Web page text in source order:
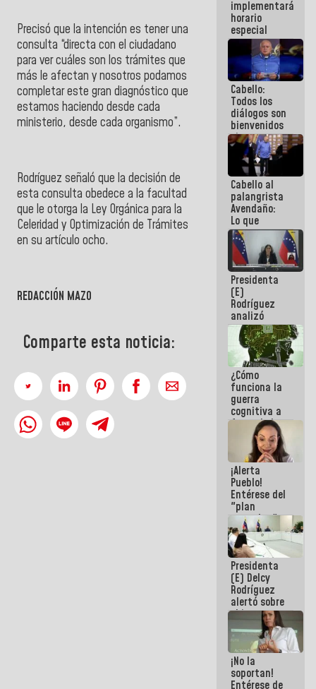
Precisó que la intención es tener una
consulta “directa con el ciudadano
para ver cuáles son los trámites que
más le afectan y nosotros podamos
completar este gran diagnóstico que
estamos haciendo desde cada
ministerio, desde cada organismo”.
Rodríguez señaló que la decisión de
esta consulta obedece a la facultad
que le otorga la Ley Orgánica para la
Celeridad y Optimización de Trámites
en su artículo ocho.
REDACCIÓN MAZO
Comparte esta noticia:
embarrarla
implementará
horario
especial
para
adaptarse
al plan de
ahorro
energético
Cabello:
Todos los
diálogos son
bienvenidos
siempre que
estén en el
marco de la
Constitución
de la
República
Cabello al
palangrista
Avendaño:
Lo que
vayas a
escribir
hazlo hoy
por que no
sabemos si
la semana
que viene
hay
programa
Presidenta
(E)
Rodríguez
analizó
junto a
gobernadores
planes de
recuperación
del Sistema
Eléctrico
Nacional
¿Cómo
funciona la
guerra
cognitiva a
favor de la
narrativa
hegemónica?
(1)
¡Alerta
Pueblo!
Entérese del
"plan
enjambre"
de La Sayo
para
sabotear el
diálogo y
promover el
caos
Presidenta
(E) Delcy
Rodríguez
alertó sobre
el impacto
de la
emergencia
climática en
los oceános
¡No la
soportan!
Entérese de